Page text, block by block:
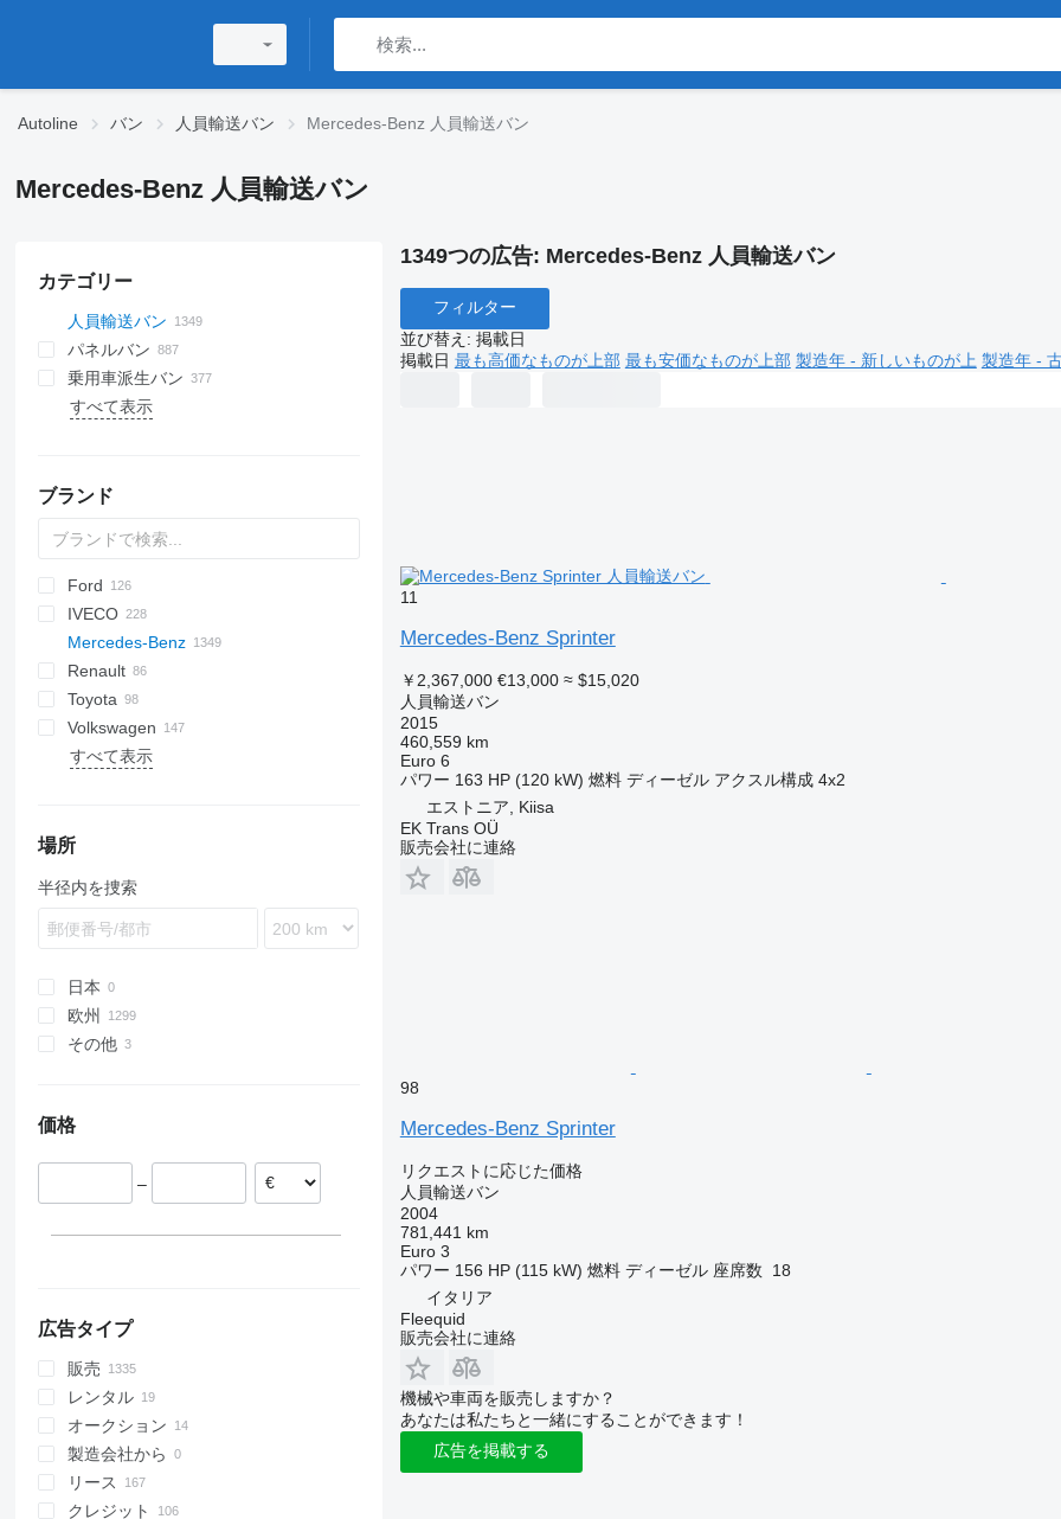
Autoline バン 人員輸送バン Mercedes-Benz 人員輸送バン
Mercedes-Benz 人員輸送バン
カテゴリー
人員輸送バン
パネルバン
乗用車派生バン
すべて表示
ブランド
Express
Jumper
Jumpy
Ducato
Scudo
Ford
E-series
L-series
Tourneo
Transit
32213
Liesse
H-series
IVECO
Daily
Ferqui Sunrise
Mago
Mobi
Rapido
Daily
TGE
eDeliver
Mercedes-Benz
Citaro
EQV
EQV 300
MB
O-series
Sprinter 311
Sprinter 312
Sprinter 313
Sprinter 315
Sprinter 316
Sprinter 419
Sprinter 513
Sprinter 516
Sprinter 519
Sprinter 616
Sprinter 906
V220
V250
V300
Vario
Vario 813
Vario 814
Viano
Viano 3.0
Vito
Vito 113
Vito 114
eSprinter
eVito
D-series
Caravan
Civilian
Interstar
NV
Combo
Movano
Vivaro
Zafira
Boxer
Expert
Partner
Traveller
Renault
Master
T-series
Trafic
S-series
Toyota
Alphard
Coaster
Voxy
2206
Volkswagen
California
Transporter
すべて表示
場所
半径内を捜索
日本
欧州
ポーランド
イタリア
その他
価格
–
広告タイプ
販売
レンタル
オークション
製造会社から
リース
クレジット
1349つの広告: Mercedes-Benz 人員輸送バン
フィルター
並び替え : 掲載日
掲載日 最も高価なものが上部 最も安価なものが上部 製造年 - 新しいものが上 製造年 -
11
Mercedes-Benz Sprinter
￥2,367,000 €13,000 ≈ $15,020
人員輸送バン
2015
460,559 km
Euro 6
パワー 163 HP (120 kW) 燃料 ディーゼル アクスル構成 4x2
エストニア, Kiisa
EK Trans OÜ
販売会社に連絡
98
Mercedes-Benz Sprinter
リクエストに応じた価格
人員輸送バン
2004
781,441 km
Euro 3
パワー 156 HP (115 kW) 燃料 ディーゼル 座席数
18
イタリア
Fleequid
販売会社に連絡
機械や車両を販売しますか？
あなたは私たちと一緒にすることができます！
広告を掲載する